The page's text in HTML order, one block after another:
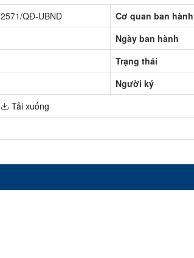
2571/QĐ-UBND
Cơ quan ban hành
Ngày ban hành
Trạng thái
Người ký
Tải xuống